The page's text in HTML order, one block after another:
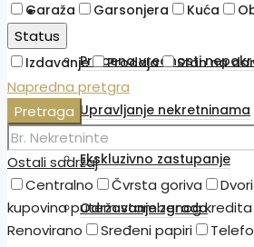
Dodatne usluge
Procena vrednosti
Upravljanje nekretninama
Ekskluzivno zastupanje
Održavanje zgrada
Garaža Garsonjera Kuća
Status
Izdavanje Prodaja Stan na
Napredna pretgra
Pretraga
Ostali sadržaj
Centralno
Čvrsta goriva
kupovina putem stambenog kredita
Renovirano
Sređeni papiri